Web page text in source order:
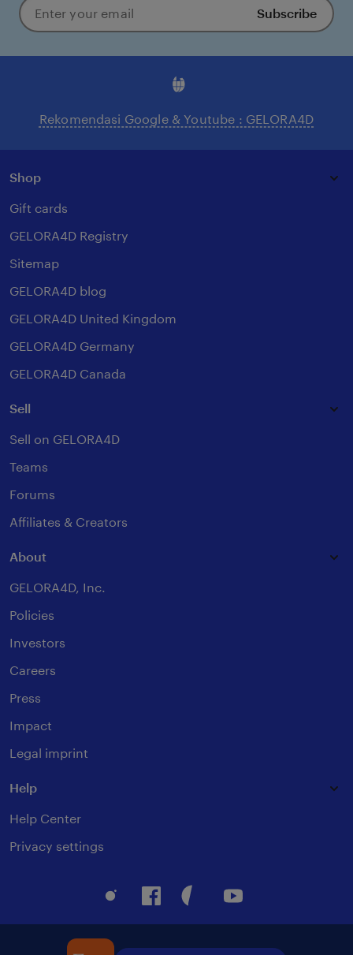
Enter
your
Subscribe
Rekomendasi Google & Youtube : GELORA4D
Shop
Gift cards
GELORA4D Registry
Sitemap
GELORA4D blog
GELORA4D United Kingdom
GELORA4D Germany
GELORA4D Canada
Sell
Sell on GELORA4D
Teams
Forums
Affiliates & Creators
About
GELORA4D, Inc.
Policies
Investors
Careers
Press
Impact
Legal imprint
Help
Help Center
Privacy settings
InstagramFacebookPinterest